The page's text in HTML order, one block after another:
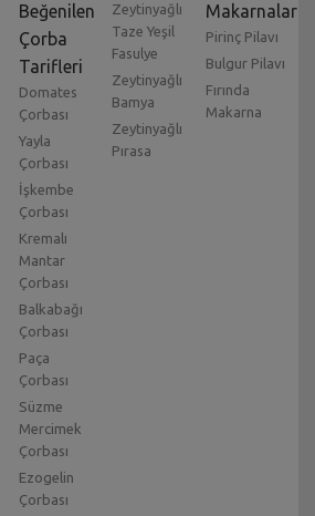
Beğenilen
Çorba
Tarifleri
Domates
Çorbası
Yayla
Çorbası
İşkembe
Çorbası
Kremalı
Mantar
Çorbası
Balkabağı
Çorbası
Paça
Çorbası
Süzme
Mercimek
Çorbası
Ezogelin
Çorbası
Zeytinyağlı
Taze Yeşil
Fasulye
Zeytinyağlı
Bamya
Zeytinyağlı
Pırasa
Makarnalar
Pirinç Pilavı
Bulgur Pilavı
Fırında
Makarna